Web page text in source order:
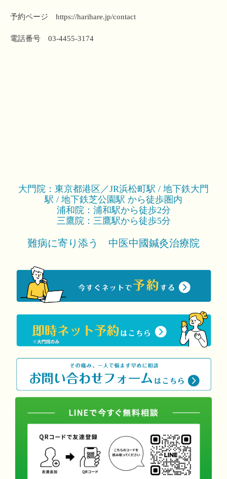
予約ページ https://harihare.jp/contact
電話番号 03-4455-3174
大門院：東京都港区／JR浜松町駅 / 地下鉄大門
駅 / 地下鉄芝公園駅 から徒歩圏内
浦和院：浦和駅から徒歩2分
三鷹院：三鷹駅から徒歩5分
難病に寄り添う 中医中國鍼灸治療院